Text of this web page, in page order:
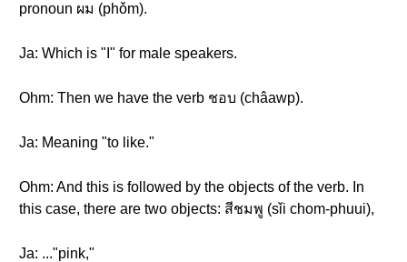
pronoun ผม (phǒm).
Ja: Which is "I" for male speakers.
Ohm: Then we have the verb ชอบ (châawp).
Ja: Meaning "to like."
Ohm: And this is followed by the objects of the verb. In
this case, there are two objects: สีชมพู (sǐi chom-phuui),
Ja: ..."pink,"